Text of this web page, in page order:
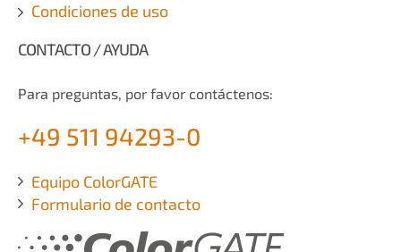
Condiciones de uso
CONTACTO / AYUDA
Para preguntas, por favor contáctenos:
+49 511 94293-0
Equipo ColorGATE
Formulario de contacto